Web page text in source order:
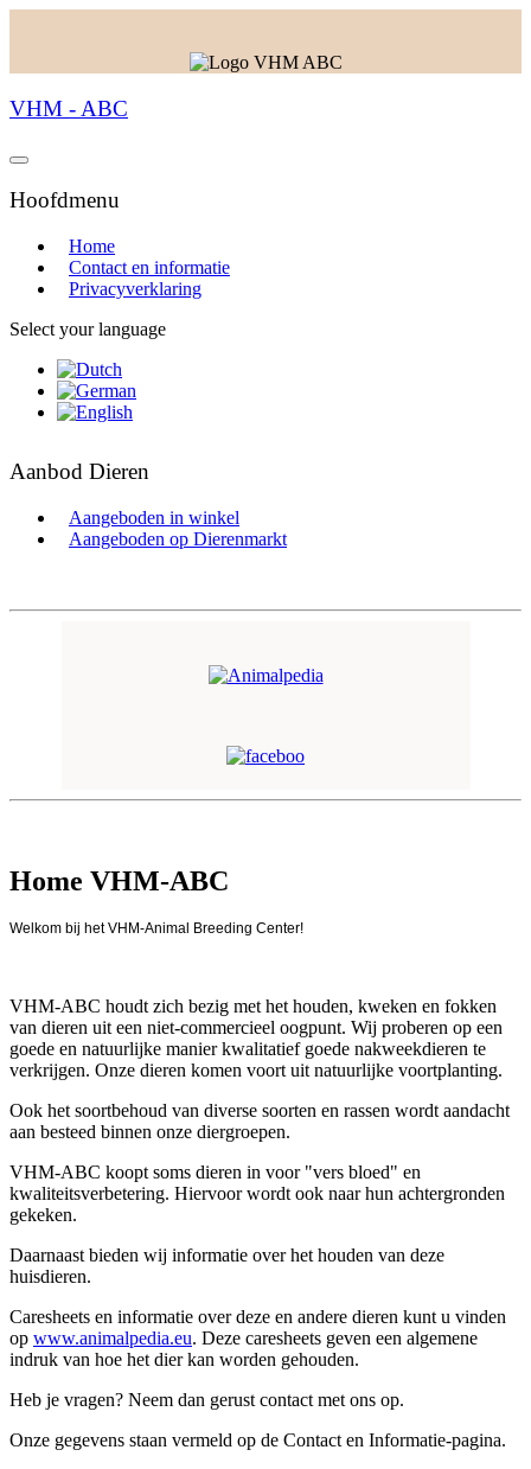
VHM - ABC
Hoofdmenu
Home
Contact en informatie
Privacyverklaring
Select your language
Aanbod Dieren
Aangeboden in winkel
Aangeboden op Dierenmarkt
Home VHM-ABC
Welkom bij het VHM-Animal Breeding Center!
VHM-ABC houdt zich bezig met het houden, kweken en fokken
van dieren uit een niet-commercieel oogpunt. Wij proberen op een
goede en natuurlijke manier kwalitatief goede nakweekdieren te
verkrijgen. Onze dieren komen voort uit natuurlijke voortplanting.
Ook het soortbehoud van diverse soorten en rassen wordt aandacht
aan besteed binnen onze diergroepen.
VHM-ABC koopt soms dieren in voor "vers bloed" en
kwaliteitsverbetering. Hiervoor wordt ook naar hun achtergronden
gekeken.
Daarnaast bieden wij informatie over het houden van deze
huisdieren.
Caresheets en informatie over deze en andere dieren kunt u vinden
op www.animalpedia.eu. Deze caresheets geven een algemene
indruk van hoe het dier kan worden gehouden.
Heb je vragen? Neem dan gerust contact met ons op.
Onze gegevens staan vermeld op de Contact en Informatie-pagina.